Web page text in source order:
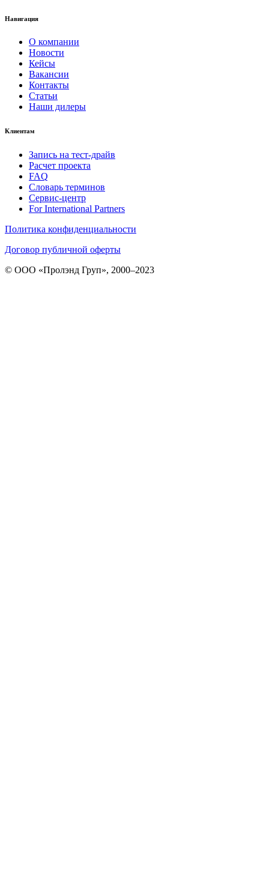
Навигация
О компании
Новости
Кейсы
Вакансии
Контакты
Статьи
Наши дилеры
Клиентам
Запись на тест-драйв
Расчет проекта
FAQ
Словарь терминов
Сервис-центр
For International Partners
Политика конфиденциальности
Договор публичной оферты
© ООО «Пролэнд Груп», 2000–2023